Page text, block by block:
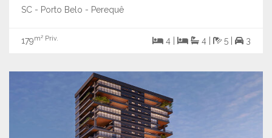
SC - Porto Belo - Perequê
179m² Priv. 4 | 4 | 5 | 3